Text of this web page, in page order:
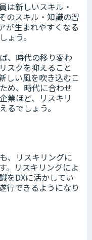
は新しいスキル・
のスキル・知識の習
が生まれやすくなる
ょう。
、時代の移り変わ
スクを抑えること
しい風を吹き込むこ
め、時代に合わせ
業ほど、リスキリ
るでしょう。
、リスキリングに
。リスキリングによ
をDXに活かしてい
行できるようになり